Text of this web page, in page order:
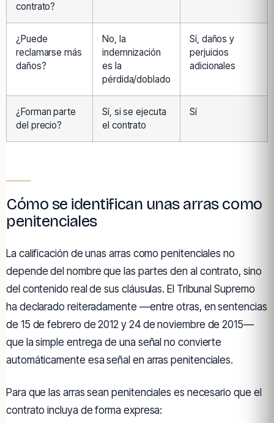
contrato?
¿Puede
reclamarse más
daños?
No, la
indemnización
es la
pérdida/doblado
Sí, daños y
perjuicios
adicionales
¿Forman parte
del precio?
Sí, si se ejecuta
el contrato
Sí
Cómo se identifican unas arras como
penitenciales
La calificación de unas arras como penitenciales no
depende del nombre que las partes den al contrato, sino
del contenido real de sus cláusulas. El Tribunal Supremo
ha declarado reiteradamente —entre otras, en sentencias
de 15 de febrero de 2012 y 24 de noviembre de 2015—
que la simple entrega de una señal no convierte
automáticamente esa señal en arras penitenciales.
Para que las arras sean penitenciales es necesario que el
contrato incluya de forma expresa: